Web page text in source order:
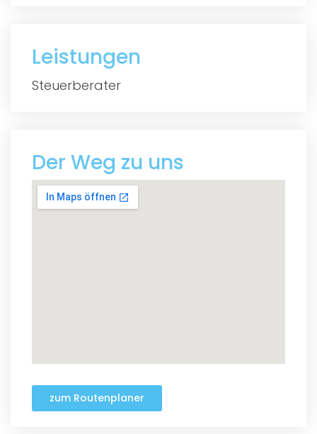
Leistungen
Steuerberater
Der Weg zu uns
zum Routenplaner